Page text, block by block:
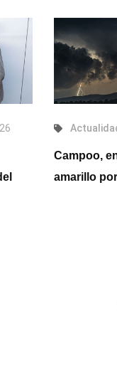
Campoo,
amarillo